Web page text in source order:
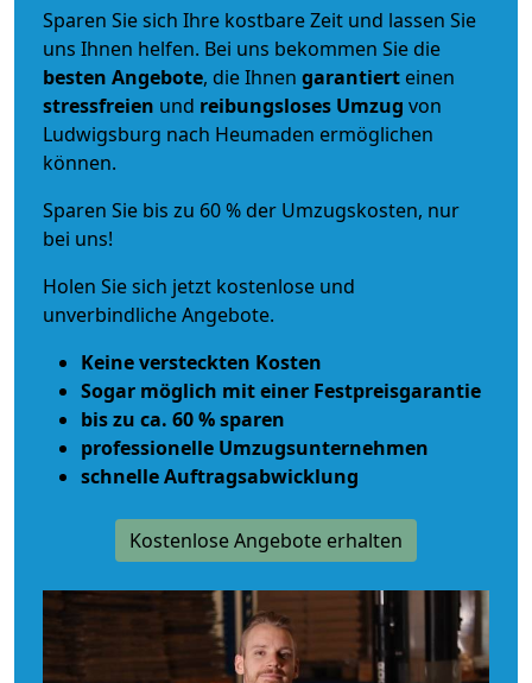
Sparen Sie sich Ihre kostbare Zeit und lassen Sie
uns Ihnen helfen. Bei uns bekommen Sie die
besten Angebote, die Ihnen garantiert einen
stressfreien und reibungsloses Umzug von
Ludwigsburg nach Heumaden ermöglichen
können.
Sparen Sie bis zu 60 % der Umzugskosten, nur
bei uns!
Holen Sie sich jetzt kostenlose und
unverbindliche Angebote.
Keine versteckten Kosten
Sogar möglich mit einer Festpreisgarantie
bis zu ca. 60 % sparen
professionelle Umzugsunternehmen
schnelle Auftragsabwicklung
Kostenlose Angebote erhalten